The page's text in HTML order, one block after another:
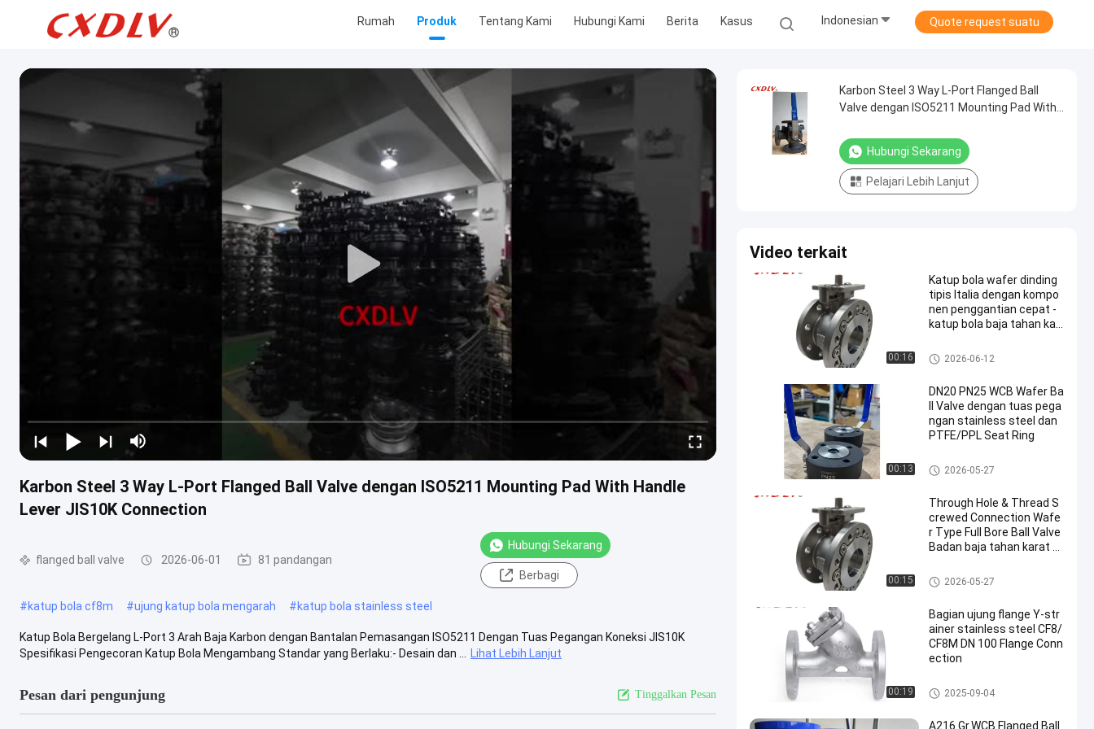
Rumah Produk Tentang Kami Hubungi Kami Berita Kasus Indonesian Quote request suatu
Karbon Steel 3 Way L-Port Flanged Ball Valve dengan ISO5211 Mounting Pad With Handle
Lever JIS10K Connection
flanged ball valve 2026-06-01 81 pandangan
Hubungi Sekarang
Berbagi
#katup bola cf8m #ujung katup bola mengarah #katup bola stainless steel
Katup Bola Bergelang L-Port 3 Arah Baja Karbon dengan Bantalan Pemasangan ISO5211 Dengan Tuas Pegangan Koneksi JIS10K
Spesifikasi Pengecoran Katup Bola Mengambang Standar yang Berlaku:- Desain dan ...
Lihat Lebih Lanjut
Pesan dari pengunjung Tinggalkan Pesan
Karbon Steel 3 Way L-Port Flanged Ball
Valve dengan ISO5211 Mounting Pad With
Hubungi Sekarang
Pelajari Lebih Lanjut
Video terkait
00:16
Katup bola wafer dinding
tipis Italia dengan kompo
nen penggantian cepat -
katup bola baja tahan kar
flanged ball valve
2026-06-12
00:13
DN20 PN25 WCB Wafer Ba
ll Valve dengan tuas pega
ngan stainless steel dan
PTFE/PPL Seat Ring
Katup Bola Stainless Steel
2026-05-27
00:15
Through Hole & Thread S
crewed Connection Wafe
r Type Full Bore Ball Valve
Badan baja tahan karat d
Pad Flanged & Drilled PN1
6 RF
flanged ball valve
2026-05-27
00:19
Bagian ujung flange Y-str
ainer stainless steel CF8/
CF8M DN 100 Flange Conn
ection
Katup Saringan Y
2025-09-04
A216 Gr.WCB Flanged Ball